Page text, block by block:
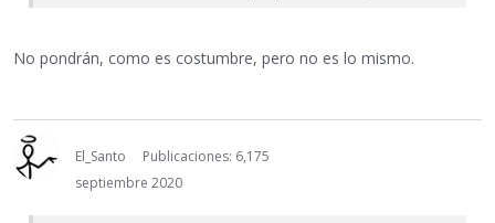
No pondrán, como es costumbre, pero no es lo mismo.
El_Santo
Publicaciones: 6,175
septiembre 2020